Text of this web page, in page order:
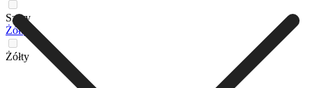
Szary
Żółty
Żółty